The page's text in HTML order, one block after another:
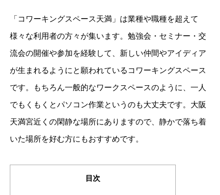
「コワーキングスペース天満」は業種や職種を超えて
様々な利用者の方々が集います。勉強会・セミナー・交
流会の開催や参加を経験して、新しい仲間やアイディア
が生まれるようにと願われているコワーキングスペース
です。もちろん一般的なワークスペースのように、一人
でもくもくとパソコン作業というのも大丈夫です。大阪
天満宮近くの閑静な場所にありますので、静かで落ち着
いた場所を好む方にもおすすめです。
目次